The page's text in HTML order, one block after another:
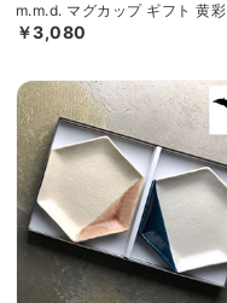
m.m.d. マグカップ ギフト 黄彩
￥3,080